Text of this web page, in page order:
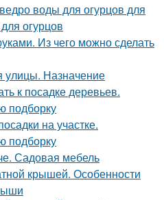
воды для огурцов для
огурцов
Из чего можно сделать
улицы. Назначение
к посадке деревьев.
подборку
на участке.
подборку
Садовая мебель
крышей. Особенности